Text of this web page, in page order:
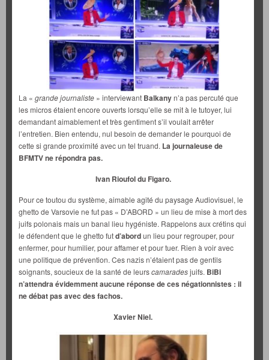
La « grande journaliste » interviewant Balkanyn’a pas percuté que
les micros étaient encore ouverts lorsqu’elle se mit à le tutoyer, lui
demandant aimablement et très gentiment s’il voulait arrêter
l’entretien. Bien entendu, nul besoin de demander le pourquoi de
cette si grande proximité avec un tel truand. La journaleuse de
BFMTV ne répondra pas.
Ivan Rioufol du Figaro.
Pour ce toutou du système, aimable agité du paysage Audiovisuel, le
ghetto de Varsovie ne fut pas « D’ABORD » un lieu de mise à mort des
juifs polonais mais un banal lieu hygéniste. Rappelons aux crétins qui
le défendent que le ghetto futd’abordun lieu pour regrouper, pour
enfermer, pour humilier, pour affamer et pour tuer. Rien à voir avec
une politique de prévention. Ces nazis n’étaient pas de gentils
soignants, soucieux de la santé de leurscamaradesjuifs. BiBi
n’attendra évidemment aucune réponse de ces négationnistes : il
ne débat pas avec des fachos.
Xavier Niel.